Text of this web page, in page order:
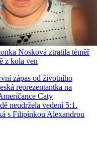
Nosková ztratila téměř
z kola ven
zápas od životního
reprezentantka na
Caty
neudržela vedení 5:1.
s Filipínkou Alexandrou